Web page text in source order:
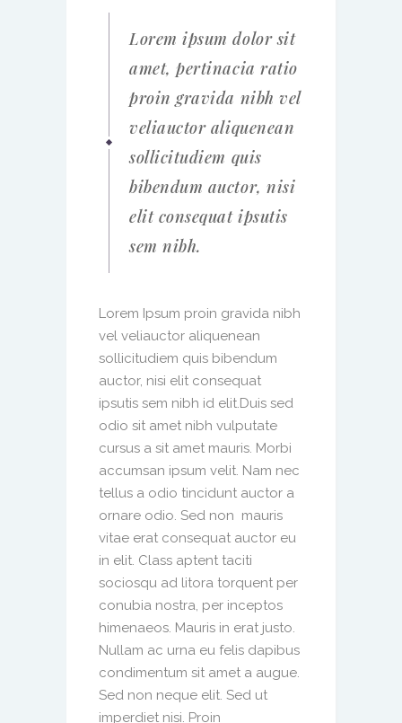
Lorem ipsum dolor sit
amet, pertinacia ratio
proin gravida nibh vel
veliauctor aliquenean
sollicitudiem quis
bibendum auctor, nisi
elit consequat ipsutis
sem nibh.
Lorem Ipsum proin gravida nibh
vel veliauctor aliquenean
sollicitudiem quis bibendum
auctor, nisi elit consequat
ipsutis sem nibh id elit.Duis sed
odio sit amet nibh vulputate
cursus a sit amet mauris. Morbi
accumsan ipsum velit. Nam nec
tellus a odio tincidunt auctor a
ornare odio. Sed non mauris
vitae erat consequat auctor eu
in elit. Class aptent taciti
sociosqu ad litora torquent per
conubia nostra, per inceptos
himenaeos. Mauris in erat justo.
Nullam ac urna eu felis dapibus
condimentum sit amet a augue.
Sed non neque elit. Sed ut
imperdiet nisi. Proin